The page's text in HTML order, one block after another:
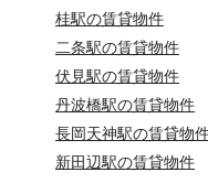
桂駅の賃貸物件
二条駅の賃貸物件
伏見駅の賃貸物件
丹波橋駅の賃貸物件
長岡天神駅の賃貸物
新田辺駅の賃貸物件